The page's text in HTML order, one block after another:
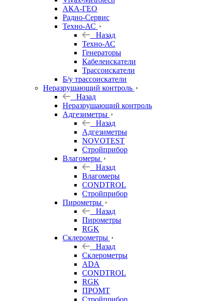
АКА-ГЕО
Радио-Сервис
Техно-АС
Назад
Техно-АС
Генераторы
Кабелеискатели
Трассоискатели
Б/у трассоискатели
Неразрушающий контроль
Назад
Неразрушающий контроль
Адгезиметры
Назад
Адгезиметры
NOVOTEST
Стройприбор
Влагомеры
Назад
Влагомеры
CONDTROL
Стройприбор
Пирометры
Назад
Пирометры
RGK
Склерометры
Назад
Склерометры
ADA
CONDTROL
RGK
ПРОМТ
Стройприбор